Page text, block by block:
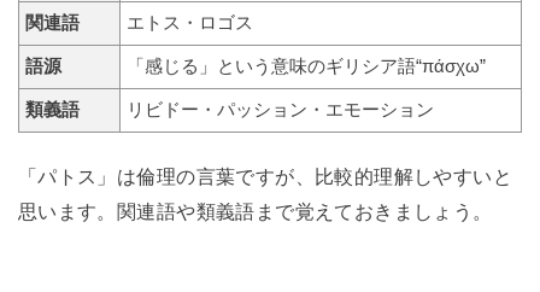
関連語 エトス・ロゴス
語源 「感じる」という意味のギリシア語“πάσχω”
類義語 リビドー・パッション・エモーション
「パトス」は倫理の言葉ですが、比較的理解しやすいと
思います。関連語や類義語まで覚えておきましょう。